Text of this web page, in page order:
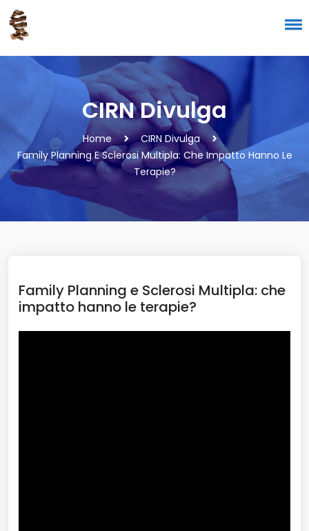
CIRN Divulga
Home
CIRN Divulga
Family Planning E Sclerosi Multipla: Che Impatto Hanno Le
Terapie?
Family Planning e Sclerosi Multipla: che
impatto hanno le terapie?